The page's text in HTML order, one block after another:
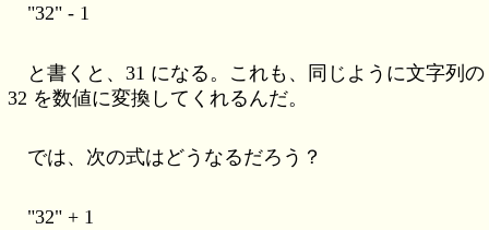
"32" - 1
と書くと、31 になる。これも、同じように文字列の
32 を数値に変換してくれるんだ。
では、次の式はどうなるだろう？
"32" + 1